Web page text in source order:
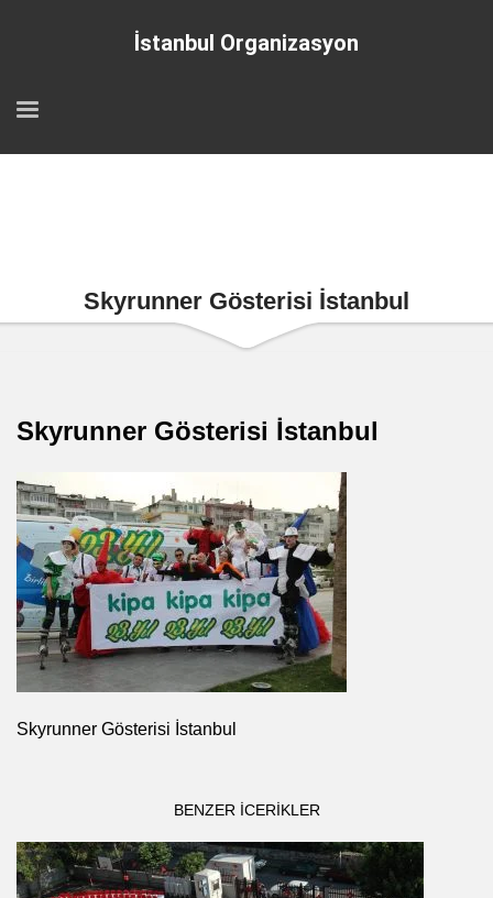
İstanbul Organizasyon
Skyrunner Gösterisi İstanbul
Skyrunner Gösterisi İstanbul
Skyrunner Gösterisi İstanbul
BENZER ICERIKLER